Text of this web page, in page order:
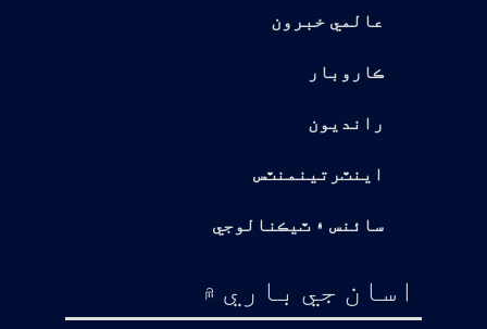
عالمي خبرون
ڪاروبار
رانديون
اينٽرتينمنٽس
سائنس ۽ ٽيڪنالوجي
اسان جي باري ۾